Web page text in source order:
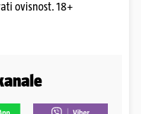
ovisnost. 18+